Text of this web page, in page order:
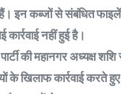
इन कब्जों से संबंधित फाइलें
नहीं हुई है।
की महानगर अध्यक्ष
के खिलाफ कार्रवाई करते